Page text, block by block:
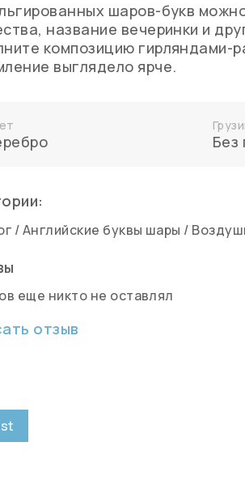
шаров-букв
название вечеринки и
композицию гирляндами-
выглядело ярче.
Без
/Английские буквы шары /
еще никто не оставлял
отзыв